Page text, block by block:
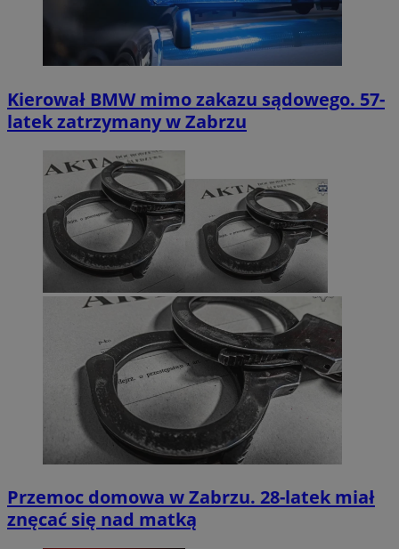
Kierował BMW mimo zakazu sądowego. 57-
latek zatrzymany w Zabrzu
Przemoc domowa w Zabrzu. 28-latek miał
znęcać się nad matką